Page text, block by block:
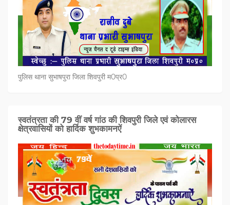
पुलिस थाना सुभाषपुरा जिला शिवपुरी म0प्र0
स्वतंत्रता की 79 वीं वर्ष गांठ की शिवपुरी जिले एवं कोलारस
क्षेत्रवासियों को हार्दिक शुभकामनऐं